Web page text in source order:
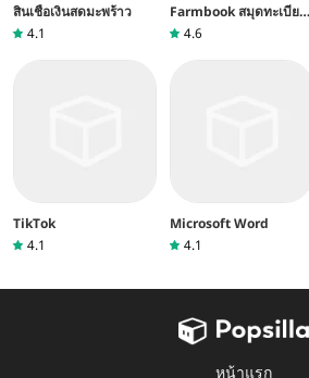
สินเชื่อเงินสดมะพร้าว
4.1
Farmbook สมุดทะเบียน
เกษตรกร
4.6
TikTok
4.1
Microsoft Word
4.1
หน้าแรก